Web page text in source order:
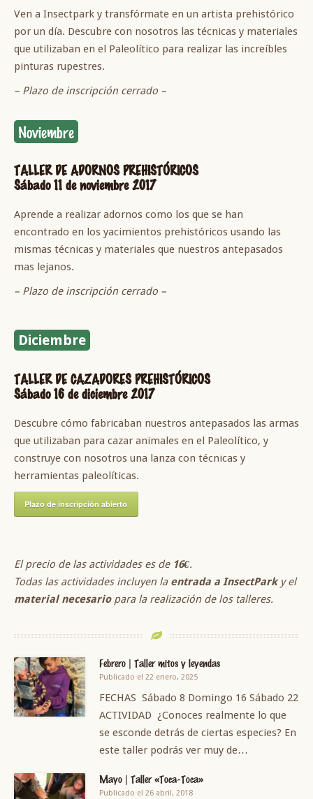
Ven a Insectpark y transfórmate en un artista prehistórico
por un día. Descubre con nosotros las técnicas y materiales
que utilizaban en el Paleolítico para realizar las increíbles
pinturas rupestres.
– Plazo de inscripción cerrado –
Noviembre
TALLER DE ADORNOS PREHISTÓRICOS
Sábado 11 de noviembre 2017
Aprende a realizar adornos como los que se han
encontrado en los yacimientos prehistóricos usando las
mismas técnicas y materiales que nuestros antepasados
mas lejanos.
– Plazo de inscripción cerrado –
Diciembre
TALLER DE CAZADORES PREHISTÓRICOS
Sábado 16 de diciembre 2017
Descubre cómo fabricaban nuestros antepasados las armas
que utilizaban para cazar animales en el Paleolítico, y
construye con nosotros una lanza con técnicas y
herramientas paleolíticas.
Plazo de inscripción abierto
El precio de las actividades es de 16€.
Todas las actividades incluyen la entrada a InsectParky el
material necesariopara la realización de los talleres.
Febrero | Taller mitos y leyendas
Publicado el 22 enero, 2025
FECHAS Sábado 8 Domingo 16 Sábado 22
ACTIVIDAD ¿Conoces realmente lo que
se esconde detrás de ciertas especies? En
este taller podrás ver muy de…
Mayo | Taller «Toca-Toca»
Publicado el 26 abril, 2018